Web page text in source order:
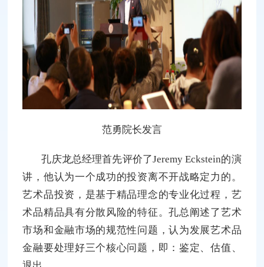
范勇院长发言
孔庆龙总经理首先评价了Jeremy Eckstein的演
讲，他认为一个成功的投资离不开战略定力的。
艺术品投资，是基于精品理念的专业化过程，艺
术品精品具有分散风险的特征。孔总阐述了艺术
市场和金融市场的规范性问题，认为发展艺术品
金融要处理好三个核心问题，即：鉴定、估值、